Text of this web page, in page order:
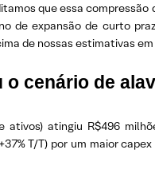
que essa
de expansão de curto
de nossas estimativas
cenário de
ativos) atingiu R$496
T/T) por um maior